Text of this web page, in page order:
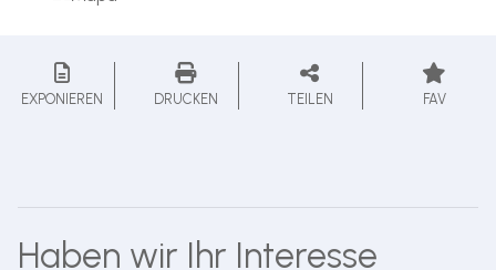
EXPONIEREN DRUCKEN TEILEN FAV
Haben wir Ihr Interesse